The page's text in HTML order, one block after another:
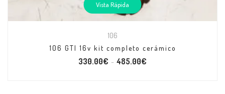
Vista Rápida
106
106 GTI 16v kit completo cerámico
330.00€ – 485.00€